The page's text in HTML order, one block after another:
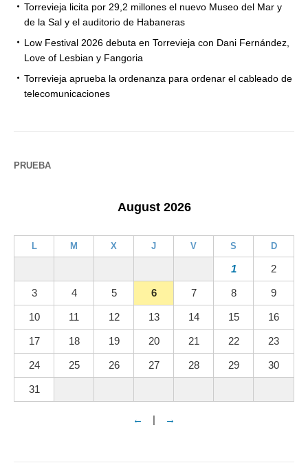
Torrevieja licita por 29,2 millones el nuevo Museo del Mar y
de la Sal y el auditorio de Habaneras
Low Festival 2026 debuta en Torrevieja con Dani Fernández,
Love of Lesbian y Fangoria
Torrevieja aprueba la ordenanza para ordenar el cableado de
telecomunicaciones
PRUEBA
August 2026
L M X J V S D
1 2
3 4 5 6 7 8 9
10 11 12 13 14 15 16
17 18 19 20 21 22 23
24 25 26 27 28 29 30
31
← | →